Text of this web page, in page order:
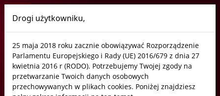
Labro
Błąd 404 - strona gdzieś się zapodziała
MOŻE TE LINKI BĘDĄ POMOCNE
Drogi użytkowniku,
25 maja 2018 roku zacznie obowiązywać Rozporządzenie
Parlamentu Europejskiego i Rady (UE) 2016/679 z dnia 27
kwietnia 2016 r (RODO). Potrzebujemy Twojej zgody na
przetwarzanie Twoich danych osobowych
przechowywanych w plikach cookies. Poniżej znajdziesz